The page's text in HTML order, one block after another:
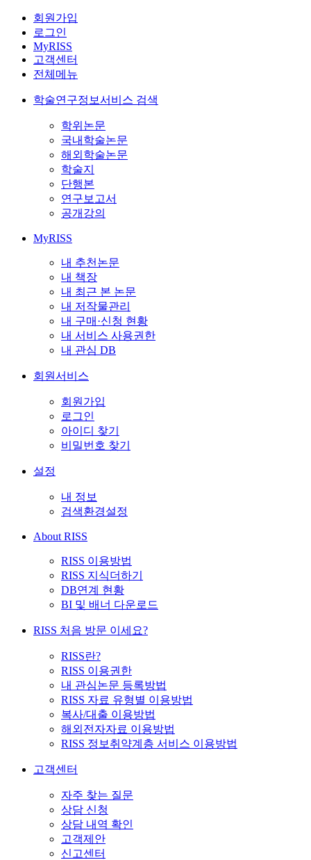
회원가입
로그인
MyRISS
고객센터
전체메뉴
학술연구정보서비스 검색
학위논문
국내학술논문
해외학술논문
학술지
단행본
연구보고서
공개강의
MyRISS
내 추천논문
내 책장
내 최근 본 논문
내 저작물관리
내 구매·신청 현황
내 서비스 사용권한
내 관심 DB
회원서비스
회원가입
로그인
아이디 찾기
비밀번호 찾기
설정
내 정보
검색환경설정
About RISS
RISS 이용방법
RISS 지식더하기
DB연계 현황
BI 및 배너 다운로드
RISS 처음 방문 이세요?
RISS란?
RISS 이용권한
내 관심논문 등록방법
RISS 자료 유형별 이용방법
복사/대출 이용방법
해외전자자료 이용방법
RISS 정보취약계층 서비스 이용방법
고객센터
자주 찾는 질문
상담 신청
상담 내역 확인
고객제안
신고센터